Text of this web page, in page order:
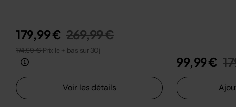
179,99 € Prix réduit de
269,99 €au
174,99 €Prix le + bas sur 30j
Voir les détails
99,99 €